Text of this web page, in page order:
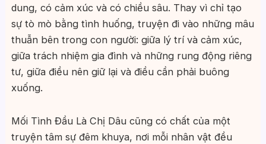
dung, có cảm xúc và có chiều sâu. Thay vì chỉ tạo
sự tò mò bằng tình huống, truyện đi vào những mâu
thuẫn bên trong con người: giữa lý trí và cảm xúc,
giữa trách nhiệm gia đình và những rung động riêng
tư, giữa điều nên giữ lại và điều cần phải buông
xuống.
Mối Tình Đầu Là Chị Dâu cũng có chất của một
truyện tâm sự đêm khuya, nơi mỗi nhân vật đều